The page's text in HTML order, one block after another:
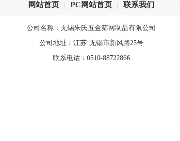
网站首页 PC网站首页 联系我们
公司名称：无锡朱氏五金筛网制品有限公司
公司地址：江苏·无锡市新风路25号
联系电话：0510-88722866